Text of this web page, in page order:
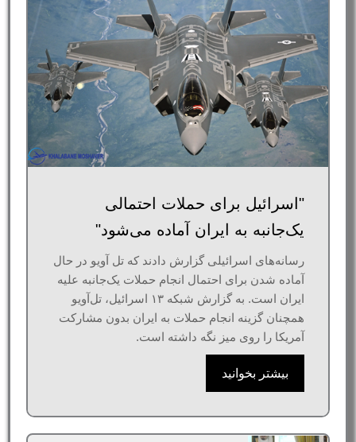
"اسرائیل برای حملات احتمالی
یک‌جانبه به ایران آماده می‌شود"
رسانه‌های اسرائیلی گزارش دادند که تل آویو در حال
آماده شدن برای احتمال انجام حملات یک‌جانبه علیه
ایران است. به گزارش شبکه ۱۳ اسرائیل، تل‌آویو
همچنان گزینه انجام حملات به ایران بدون مشارکت
آمریکا را روی میز نگه داشته است.
بیشتر بخوانید